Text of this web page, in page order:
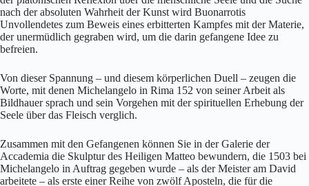
nach der absoluten Wahrheit der Kunst wird Buonarrotis
Unvollendetes zum Beweis eines erbitterten Kampfes mit der Materie,
der unermüdlich gegraben wird, um die darin gefangene Idee zu
befreien.
Von dieser Spannung – und diesem körperlichen Duell – zeugen die
Worte, mit denen Michelangelo in Rima 152 von seiner Arbeit als
Bildhauer sprach und sein Vorgehen mit der spirituellen Erhebung der
Seele über das Fleisch verglich.
Zusammen mit den Gefangenen können Sie in der Galerie der
Accademia die Skulptur des Heiligen Matteo bewundern, die 1503 bei
Michelangelo in Auftrag gegeben wurde – als der Meister am David
arbeitete – als erste einer Reihe von zwölf Aposteln, die für die